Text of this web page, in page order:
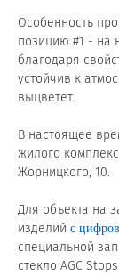
Стекло для
заказчиков
Сертификаты
ГОСТы, ТУ и
Особенность
позицию #1 - на
благодаря
устойчив к
выцветет.
В настоящее
жилого
Жорницкого, 10.
Для объекта на
изделий с
специальной
стекло AGC